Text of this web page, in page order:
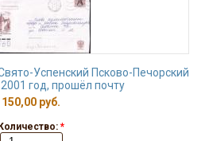
Успенский Псково-Печорский
год, прошёл почту
150,00 руб.
Количество: *